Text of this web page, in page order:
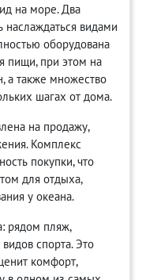
на море. Два
наслаждаться видами
оборудована
пищи, при этом на
а также множество
шагах от дома.
на продажу,
Комплекс
покупки, что
для отдыха,
у океана.
рядом пляж,
спорта. Это
комфорт,